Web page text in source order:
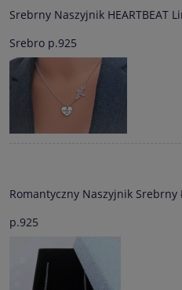
Srebrny Naszyjnik HEARTBEAT
Srebro p.925
Romantyczny Naszyjnik Srebrny
p.925